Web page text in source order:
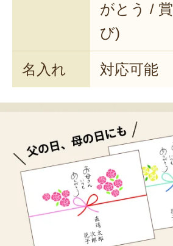
がとう /
び)
名入れ 対応可能